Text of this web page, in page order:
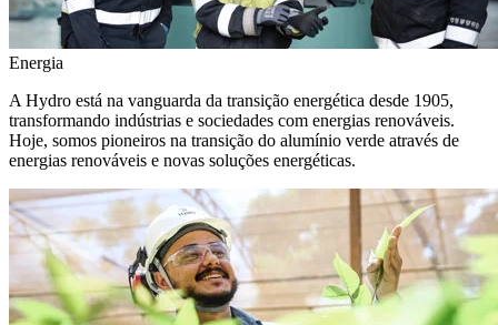
Energia
A Hydro está na vanguarda da transição energética desde 1905,
transformando indústrias e sociedades com energias renováveis.
Hoje, somos pioneiros na transição do alumínio verde através de
energias renováveis e novas soluções energéticas.